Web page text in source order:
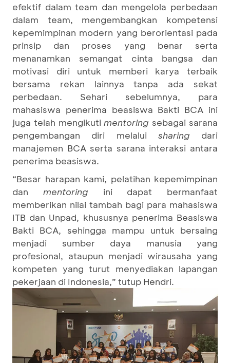
efektif dalam team dan mengelola perbedaan
dalam team, mengembangkan kompetensi
kepemimpinan modern yang berorientasi pada
prinsip dan proses yang benar serta
menanamkan semangat cinta bangsa dan
motivasi diri untuk memberi karya terbaik
bersama rekan lainnya tanpa ada sekat
perbedaan. Sehari sebelumnya, para
mahasiswa penerima beasiswa Bakti BCA ini
juga telah mengikutimentoring sebagai sarana
pengembangan diri melalui sharing dari
manajemen BCA serta sarana interaksi antara
penerima beasiswa.
“Besar harapan kami, pelatihan kepemimpinan
dan mentoring ini dapat bermanfaat
memberikan nilai tambah bagi para mahasiswa
ITB dan Unpad, khususnya penerima Beasiswa
Bakti BCA, sehingga mampu untuk bersaing
menjadi sumber daya manusia yang
profesional, ataupun menjadi wirausaha yang
kompeten yang turut menyediakan lapangan
pekerjaan di Indonesia,” tutup Hendri.